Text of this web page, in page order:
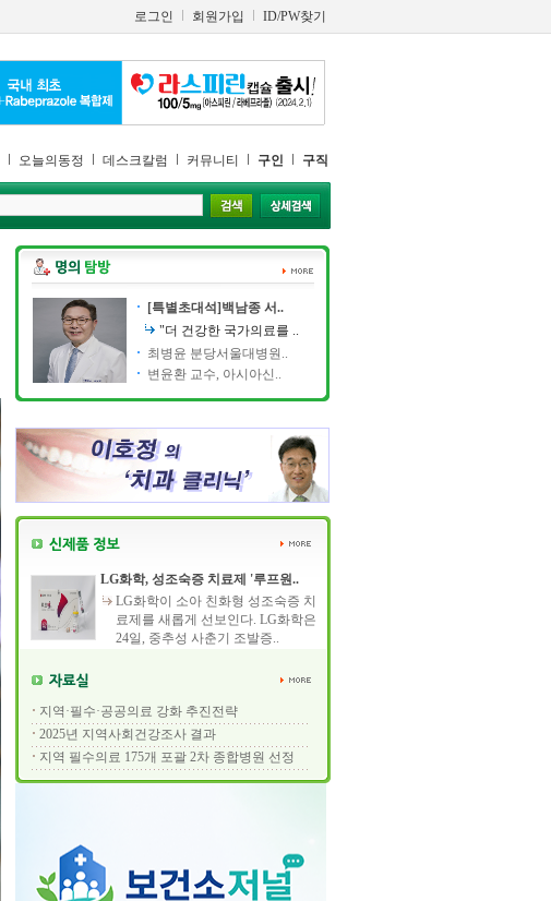
로그인 회원가입 ID/PW찾기
오늘의동정 데스크칼럼 커뮤니티 구인 구직
[특별초대석]백남종 서..
"더 건강한 국가의료를 ..
최병윤 분당서울대병원..
변윤환 교수, 아시아신..
LG화학, 성조숙증 치료제 '루프원..
LG화학이 소아 친화형 성조숙증 치
료제를 새롭게 선보인다. LG화학은
24일, 중추성 사춘기 조발증..
지역·필수·공공의료 강화 추진전략
2025년 지역사회건강조사 결과
지역 필수의료 175개 포괄 2차 종합병원 선정